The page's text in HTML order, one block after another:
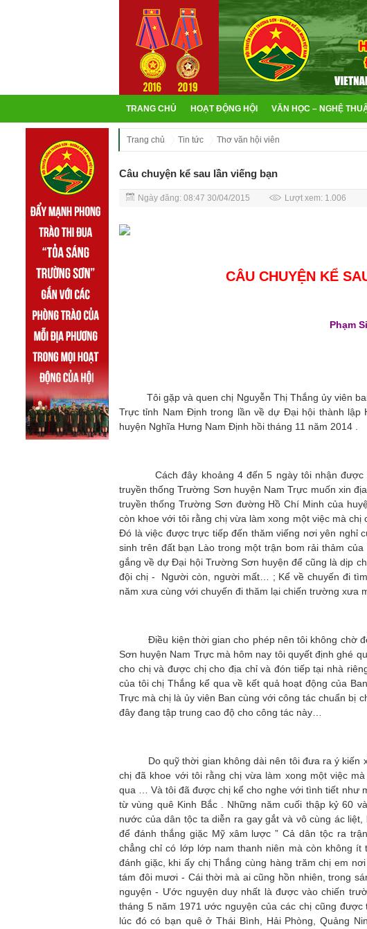
TRANG CHỦ HOẠT ĐỘNG HỘI VĂN HỌC – NGHỆ
Trang chủ Tin tức Thơ văn hội viên
Câu chuyện kể sau lần viếng bạn
Ngày đăng: 08:47 30/04/2015 Lượt xem: 1.006
CÂU CHUYỆN KỂ
Phạm
Tôi gặp và quen chị Nguyễn Thị Thắng ủy viên
Trực tỉnh Nam Định trong lần về dự Đại hội thành lập
huyện Nghĩa Hưng Nam Định hồi tháng 11 năm 2014 .
Cách đây khoảng 4 đến 5 ngày tôi nhận được
truyền thống Trường Sơn huyện Nam Trực muốn xin
truyền thống Trường Sơn đường Hồ Chí Minh của
còn khoe với tôi rằng chị vừa làm xong một việc mà
Đó là việc được trực tiếp đến thăm viếng nơi yên nghỉ
sinh trên đất bạn Lào trong một trận bom rải thảm
gắng về dự Đại hội Trường Sơn huyện để cũng là dịp
đội chị - Người còn, người mất… ; Kể về chuyến đi
năm xưa cùng với chuyến đi thăm lại chiến trường xưa
Điều kiện thời gian cho phép nên tôi không chờ
Sơn huyện Nam Trực mà hôm nay tôi quyết định ghé
cho chị và được chị cho địa chỉ và đón tiếp tại nhà
của tôi chị Thắng kể qua về kết quả hoạt động của
Trực mà chị là ủy viên Ban cùng với công tác chuẩn bị
đây đang tập trung cao độ cho công tác này…
Do quỹ thời gian không dài nên tôi đưa ra ý kiến
chị đã khoe với tôi rằng chị vừa làm xong một việc
qua … Và tôi đã được chị kể cho nghe với tình tiết như
từ vùng quê Kinh Bắc . Những năm cuối thập kỷ 60
nước của dân tộc ta diễn ra gay gắt và vô cùng ác
để đánh thắng giặc Mỹ xâm lược ” Cả dân tộc ra
chẳng chỉ có lớp lớp nam thanh niên mà còn không
đánh giặc, khi ấy chị Thắng cùng hàng trăm chị em
tám đôi mươi - Cái thời mà ai cũng hồn nhiên, trong
nguyện - Ước nguyện duy nhất là được vào chiến
tháng 5 năm 1971 ước nguyện của các chị cũng
lúc đó có bạn quê ở Thái Bình, Hải Phòng, Quảng